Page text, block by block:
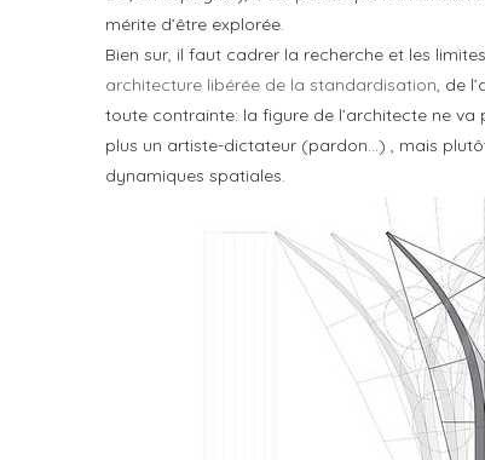
mérite d’être explorée.
Bien sur, il faut cadrer la recherche et les
architecture libérée de la standardisation , de
toute contrainte: la figure de l’architecte ne
plus un artiste-dictateur (pardon…) , mais
dynamiques spatiales.